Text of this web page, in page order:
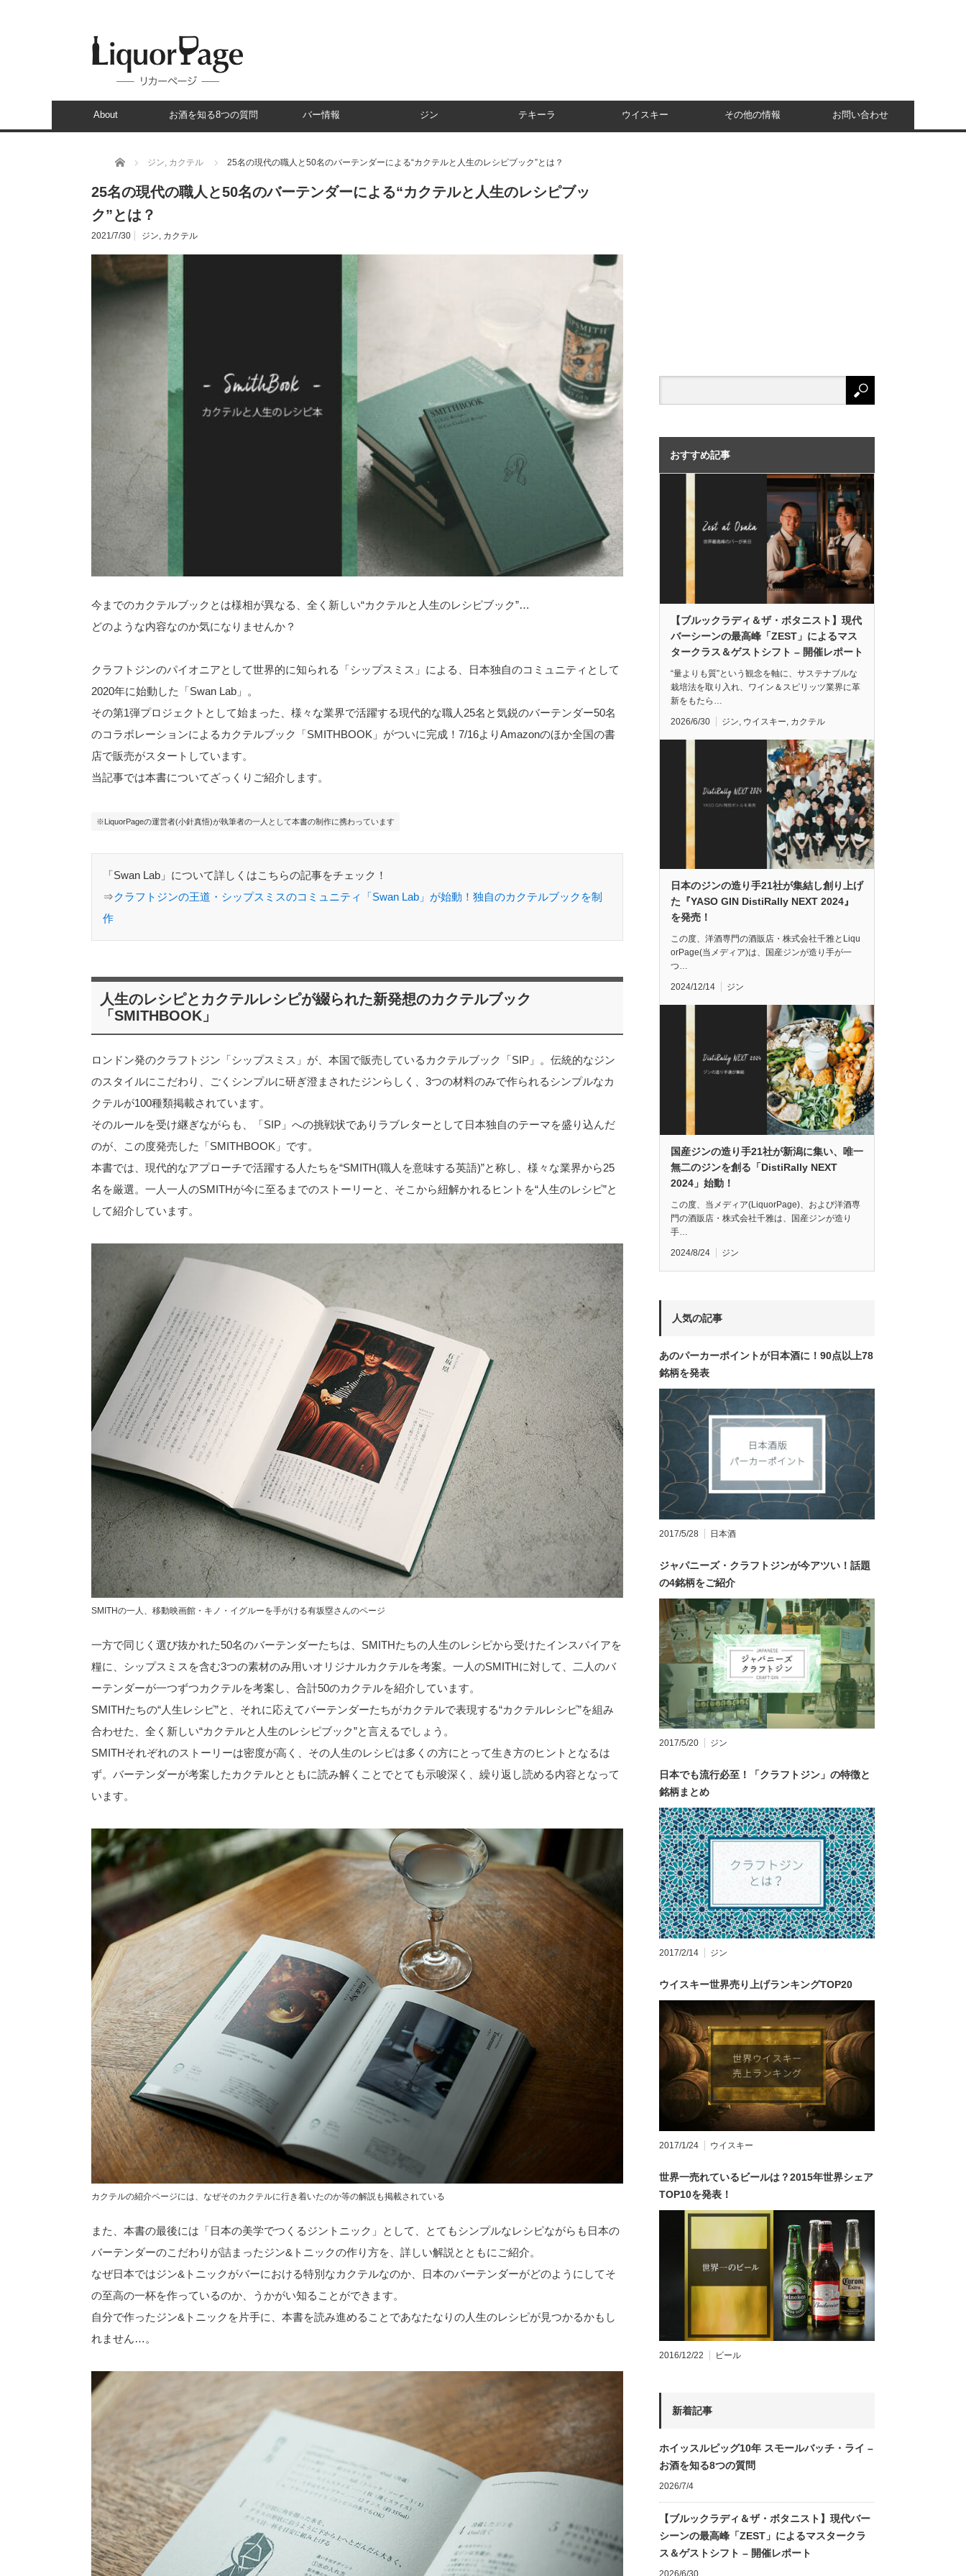
About お酒を知る8つの質問 バー情報 ジン テキーラ ウイスキー その他の情報 お問い合わせ
ホーム ジン, カクテル 25名の現代の職人と50名のバーテンダーによる“カクテルと人生のレシピブック”とは？
25名の現代の職人と50名のバーテンダーによる“カクテルと人生のレシピブッ
ク”とは？
2021/7/30 ジン, カクテル
今までのカクテルブックとは様相が異なる、全く新しい“カクテルと人生のレシピブック”…
どのような内容なのか気になりませんか？
クラフトジンのパイオニアとして世界的に知られる「シップスミス」による、日本独自のコミュニティとして
2020年に始動した「Swan Lab」。
その第1弾プロジェクトとして始まった、様々な業界で活躍する現代的な職人25名と気鋭のバーテンダー50名
のコラボレーションによるカクテルブック「SMITHBOOK」がついに完成！7/16よりAmazonのほか全国の書
店で販売がスタートしています。
当記事では本書についてざっくりご紹介します。
※LiquorPageの運営者(小針真悟)が執筆者の一人として本書の制作に携わっています
「Swan Lab」について詳しくはこちらの記事をチェック！
⇒クラフトジンの王道・シップスミスのコミュニティ「Swan Lab」が始動！独自のカクテルブックを制
作
人生のレシピとカクテルレシピが綴られた新発想のカクテルブック
「SMITHBOOK」
ロンドン発のクラフトジン「シップスミス」が、本国で販売しているカクテルブック「SIP」。伝統的なジン
のスタイルにこだわり、ごくシンプルに研ぎ澄まされたジンらしく、3つの材料のみで作られるシンプルなカ
クテルが100種類掲載されています。
そのルールを受け継ぎながらも、「SIP」への挑戦状でありラブレターとして日本独自のテーマを盛り込んだ
のが、この度発売した「SMITHBOOK」です。
本書では、現代的なアプローチで活躍する人たちを“SMITH(職人を意味する英語)”と称し、様々な業界から25
名を厳選。一人一人のSMITHが今に至るまでのストーリーと、そこから紐解かれるヒントを“人生のレシピ”と
して紹介しています。
SMITHの一人、移動映画館・キノ・イグルーを手がける有坂塁さんのページ
一方で同じく選び抜かれた50名のバーテンダーたちは、SMITHたちの人生のレシピから受けたインスパイアを
糧に、シップスミスを含む3つの素材のみ用いオリジナルカクテルを考案。一人のSMITHに対して、二人のバ
ーテンダーが一つずつカクテルを考案し、合計50のカクテルを紹介しています。
SMITHたちの“人生レシピ”と、それに応えてバーテンダーたちがカクテルで表現する“カクテルレシピ”を組み
合わせた、全く新しい“カクテルと人生のレシピブック”と言えるでしょう。
SMITHそれぞれのストーリーは密度が高く、その人生のレシピは多くの方にとって生き方のヒントとなるは
ず。バーテンダーが考案したカクテルとともに読み解くことでとても示唆深く、繰り返し読める内容となって
います。
カクテルの紹介ページには、なぜそのカクテルに行き着いたのか等の解説も掲載されている
また、本書の最後には「日本の美学でつくるジントニック」として、とてもシンプルなレシピながらも日本の
バーテンダーのこだわりが詰まったジン&トニックの作り方を、詳しい解説とともにご紹介。
なぜ日本ではジン&トニックがバーにおける特別なカクテルなのか、日本のバーテンダーがどのようにしてそ
の至高の一杯を作っているのか、うかがい知ることができます。
自分で作ったジン&トニックを片手に、本書を読み進めることであなたなりの人生のレシピが見つかるかもし
れません…。
おすすめ記事
【ブルックラディ＆ザ・ボタニスト】現代
バーシーンの最高峰「ZEST」によるマス
タークラス＆ゲストシフト – 開催レポート
“量よりも質”という観念を軸に、サステナブルな
栽培法を取り入れ、ワイン＆スピリッツ業界に革
新をもたら…
2026/6/30 ジン ウイスキー カクテル
日本のジンの造り手21社が集結し創り上げ
た『YASO GIN DistiRally NEXT 2024』
を発売！
この度、洋酒専門の酒販店・株式会社千雅とLiqu
orPage(当メディア)は、国産ジンが造り手が一
つ…
2024/12/14 ジン
国産ジンの造り手21社が新潟に集い、唯一
無二のジンを創る「DistiRally NEXT
2024」始動！
この度、当メディア(LiquorPage)、および洋酒専
門の酒販店・株式会社千雅は、国産ジンが造り
手…
2024/8/24 ジン
人気の記事
あのパーカーポイントが日本酒に！90点以上78
銘柄を発表
2017/5/28 日本酒
ジャパニーズ・クラフトジンが今アツい！話題
の4銘柄をご紹介
2017/5/20 ジン
日本でも流行必至！「クラフトジン」の特徴と
銘柄まとめ
2017/2/14 ジン
ウイスキー世界売り上げランキングTOP20
2017/1/24 ウイスキー
世界一売れているビールは？2015年世界シェア
TOP10を発表！
2016/12/22 ビール
新着記事
ホイッスルピッグ10年 スモールバッチ・ライ –
お酒を知る8つの質問
2026/7/4
【ブルックラディ＆ザ・ボタニスト】現代バー
シーンの最高峰「ZEST」によるマスタークラ
ス＆ゲストシフト – 開催レポート
2026/6/30